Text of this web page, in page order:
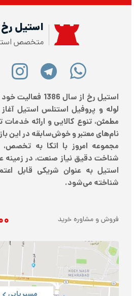
ترکیب شیمیایی ورق استیل 314
ورق استیل 314 یک آلیاژ پایه
کروم و نیکل به عنوان عناصر آلیاژی
22 درصد نیکل وجود دارد. میزان کربن
درصد وزنی در ساختار ورق استیل 314 وجود دارند.
خواص مکانیکی ورق استیل 314
ورق استیل 314 به سبب
خوردگی خوب و استحکام بالایی
گونه‌ای است که می‌توان از آن به
می‌باشد که این عدد بیانگر
استیل رخ
متخصص
استیل رخ از سال
لوله و پروفیل استنلس استیل آغاز
مطمئن، تنوع کالایی و ارائه خدمات
نام‌های معتبر و خوش‌سابقه در این
مجموعه امروز با اتکا به
شناخت دقیق نیاز صنعت، در زمینه
استیل به عنوان شریکی قابل
شناخته می‌شود.
فروش و مشاوره خرید